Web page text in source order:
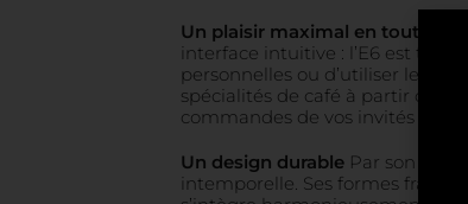
Un plaisir maximal en toute
interface intuitive : l’E6 est très
personnelles ou d’utiliser les
spécialités de café à partir de
commandes de vos invités à la
Un design durable Par son
intemporelle. Ses formes